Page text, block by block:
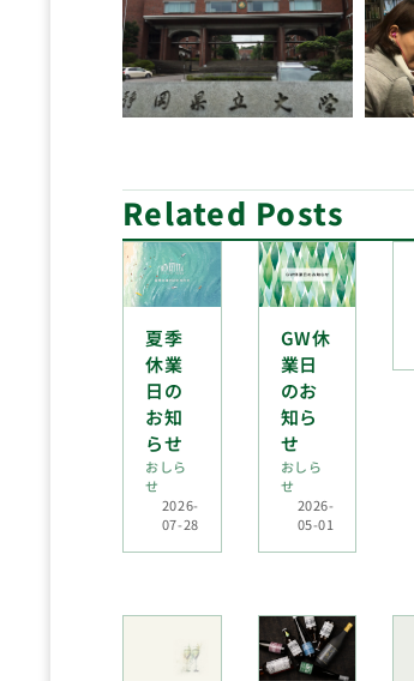
Related Posts
夏季
休業
日の
お知
らせ
おしら
せ
2026-
07-28
GW休
業日
のお
知ら
せ
おしら
せ
2026-
05-01